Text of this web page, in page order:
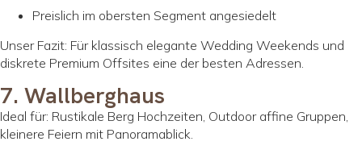
Preislich im obersten Segment angesiedelt
Unser Fazit: Für klassisch elegante Wedding Weekends und
diskrete Premium Offsites eine der besten Adressen.
7. Wallberghaus
Ideal für: Rustikale Berg Hochzeiten, Outdoor affine Gruppen,
kleinere Feiern mit Panoramablick.